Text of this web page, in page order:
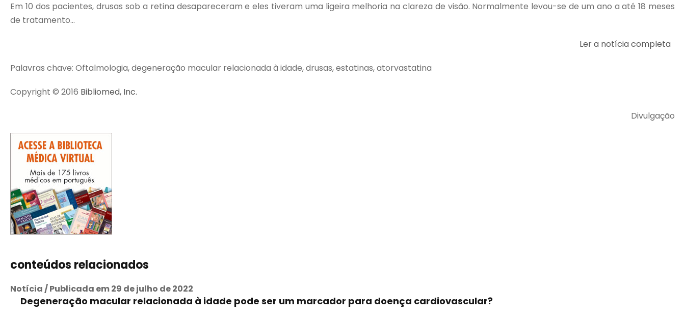
Em 10 dos pacientes, drusas sob a retina desapareceram e eles tiveram uma ligeira melhoria na clareza de visão. Normalmente levou-se de um ano a até 18 meses
de tratamento...
Ler a notícia completa
Palavras chave: Oftalmologia, degeneração macular relacionada à idade, drusas, estatinas, atorvastatina
Copyright © 2016 Bibliomed, Inc.
Divulgação
conteúdos relacionados
Notícia / Publicada em 29 de julho de 2022
Degeneração macular relacionada à idade pode ser um marcador para doença cardiovascular?